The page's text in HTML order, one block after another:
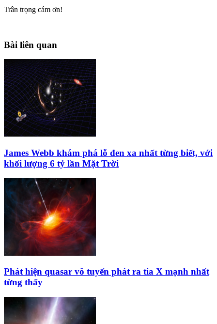
Trân trọng cám ơn!
Bài liên quan
James Webb khám phá lỗ đen xa nhất từng biết, với
khối lượng 6 tỷ lần Mặt Trời
Phát hiện quasar vô tuyến phát ra tia X mạnh nhất
từng thấy